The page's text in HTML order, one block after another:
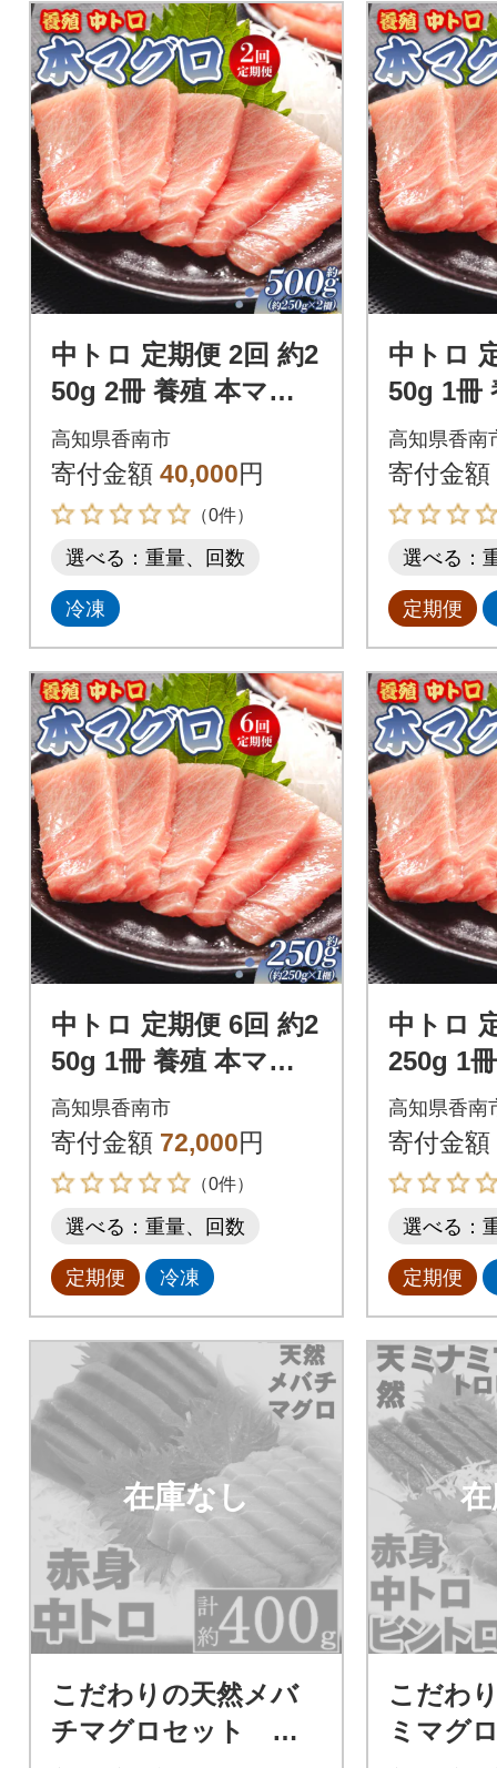
中トロ 定期便 2回 約2
50g 2冊 養殖 本マグ
ロ 合計1kg Woo-0022
高知県香南市
寄付金額 40,000円
（0件）
選べる：重量、回数
冷凍
中トロ
50g 1冊
ロ 合計
7
高知県香南
寄付金額
選べる：
定期便
中トロ 定期便 6回 約2
50g 1冊 養殖 本マグ
ロ 合計1.5kg Woo-00
29
高知県香南市
寄付金額 72,000円
（0件）
選べる：重量、回数
定期便 冷凍
中トロ
250g 1
ロ 合計
高知県香南
寄付金額
選べる：
定期便
在庫なし
こだわりの天然メバ
チマグロセット メ
こだわ
ミマグ